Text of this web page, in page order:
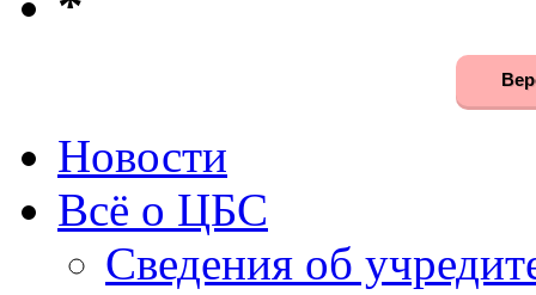
Новости
Всё о ЦБС
Сведения об